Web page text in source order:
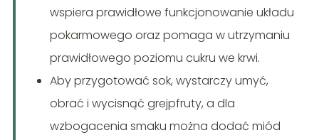
wspiera prawidłowe funkcjonowanie układu
pokarmowego oraz pomaga w utrzymaniu
prawidłowego poziomu cukru we krwi.
Aby przygotować sok, wystarczy umyć,
obrać i wycisnąć grejpfruty, a dla
wzbogacenia smaku można dodać miód